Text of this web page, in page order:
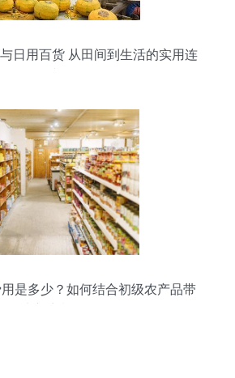
日用百货 从田间到生活的实用连
是多少？如何结合初级农产品带